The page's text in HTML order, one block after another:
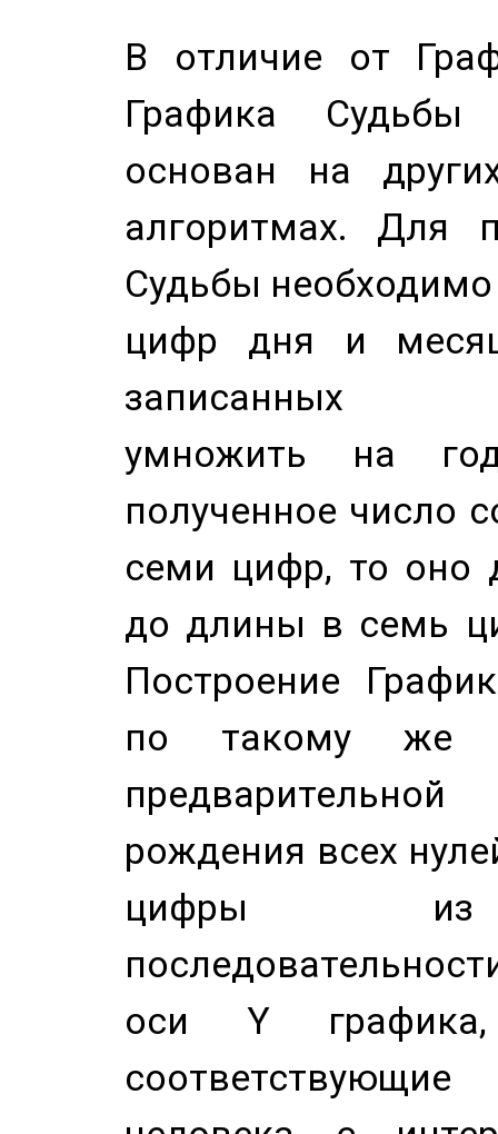
В отличие от
Графика
основан на
алгоритмах. Для
Судьбы
цифр дня и
записанных
умножить на
полученное число
семи цифр, то оно
до длины в семь
Построение
по такому же
рождения всех
цифры из
оси Y